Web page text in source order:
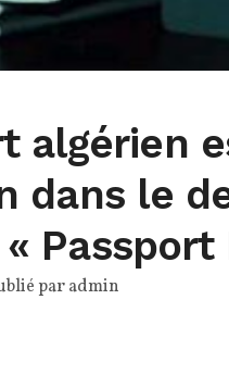
algérien
dans le
Passport
paradmin